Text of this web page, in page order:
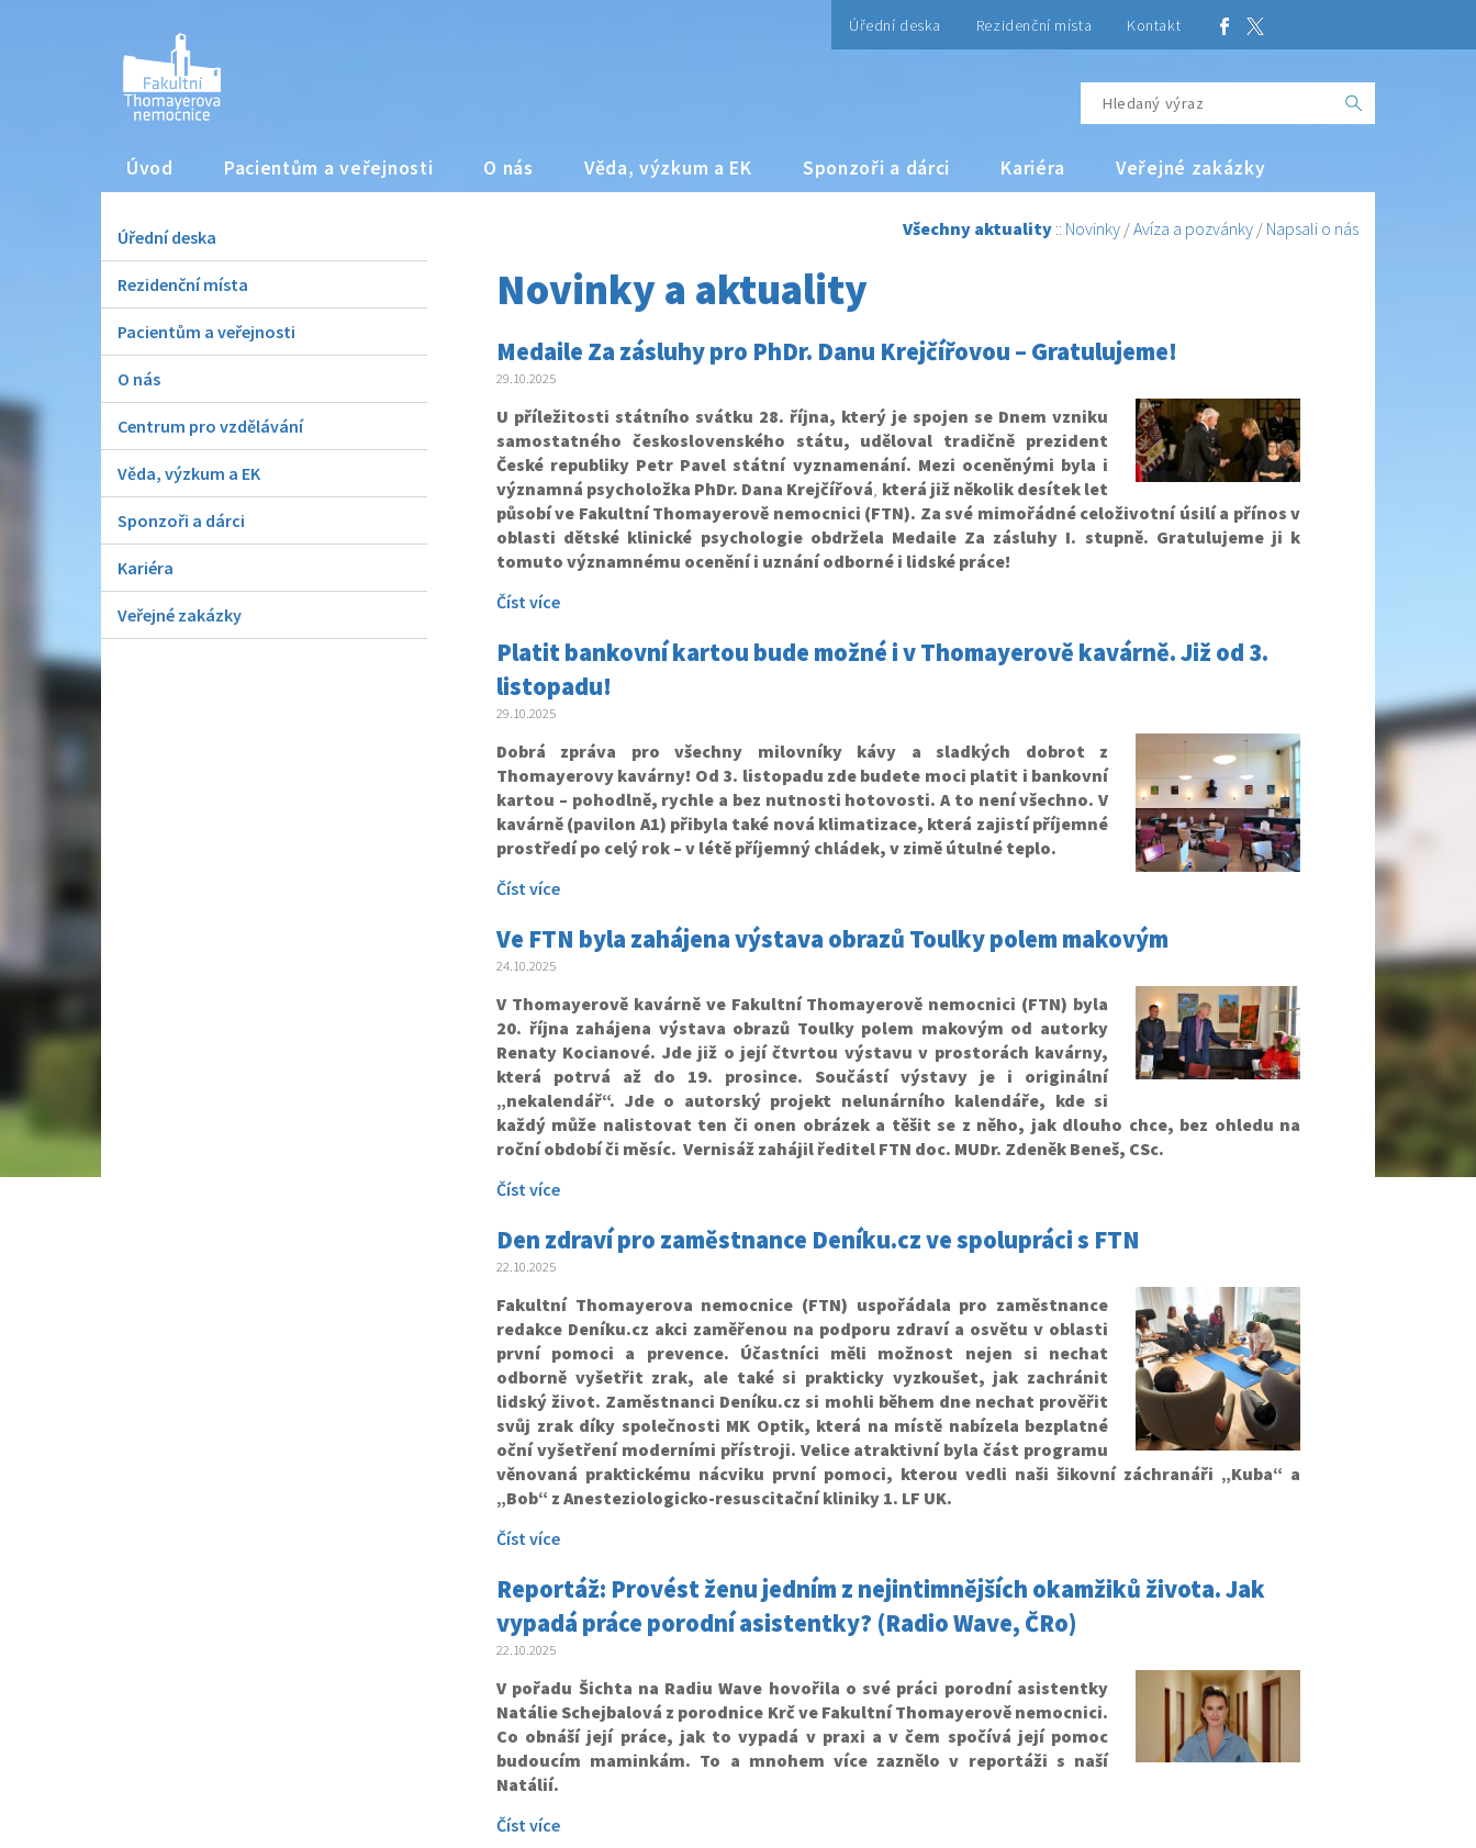
Úřední deska Rezidenční místa Kontakt
Úvod Pacientům a veřejnosti O nás Věda, výzkum a EK Sponzoři a dárci Kariéra Veřejné zakázky
Úřední deska
Rezidenční místa
Pacientům a veřejnosti
O nás
Centrum pro vzdělávání
Věda, výzkum a EK
Sponzoři a dárci
Kariéra
Veřejné zakázky
Všechny aktuality :: Novinky /Avíza a pozvánky / Napsali o nás
Novinky a aktuality
Medaile Za zásluhy pro PhDr. Danu Krejčířovou – Gratulujeme!
29.10.2025
U příležitosti státního svátku 28. října, který je spojen se Dnem vzniku
samostatného československého státu, uděloval tradičně prezident
České republiky Petr Pavel státní vyznamenání. Mezi oceněnými byla i
významná psycholožka PhDr. Dana Krejčířová, která již několik desítek let
působí ve Fakultní Thomayerově nemocnici (FTN). Za své mimořádné celoživotní úsilí a přínos v
oblasti dětské klinické psychologie obdržela Medaile Za zásluhy I. stupně. Gratulujeme ji k
tomuto významnému ocenění i uznání odborné i lidské práce!
Číst více
Platit bankovní kartou bude možné i v Thomayerově kavárně. Již od 3.
listopadu!
29.10.2025
Dobrá zpráva pro všechny milovníky kávy a sladkých dobrot z
Thomayerovy kavárny! Od 3. listopadu zde budete moci platit i bankovní
kartou – pohodlně, rychle a bez nutnosti hotovosti. A to není všechno. V
kavárně (pavilon A1) přibyla také nová klimatizace, která zajistí příjemné
prostředí po celý rok – v létě příjemný chládek, v zimě útulné teplo.
Číst více
Ve FTN byla zahájena výstava obrazů Toulky polem makovým
24.10.2025
V Thomayerově kavárně ve Fakultní Thomayerově nemocnici (FTN) byla
20. října zahájena výstava obrazů Toulky polem makovým od autorky
Renaty Kocianové. Jde již o její čtvrtou výstavu v prostorách kavárny,
která potrvá až do 19. prosince. Součástí výstavy je i originální
„nekalendář“. Jde o autorský projekt nelunárního kalendáře, kde si
každý může nalistovat ten či onen obrázek a těšit se z něho, jak dlouho chce, bez ohledu na
roční období či měsíc. Vernisáž zahájil ředitel FTN doc. MUDr. Zdeněk Beneš, CSc.
Číst více
Den zdraví pro zaměstnance Deníku.cz ve spolupráci s FTN
22.10.2025
Fakultní Thomayerova nemocnice (FTN) uspořádala pro zaměstnance
redakce Deníku.cz akci zaměřenou na podporu zdraví a osvětu v oblasti
první pomoci a prevence. Účastníci měli možnost nejen si nechat
odborně vyšetřit zrak, ale také si prakticky vyzkoušet, jak zachránit
lidský život. Zaměstnanci Deníku.cz si mohli během dne nechat prověřit
svůj zrak díky společnosti MK Optik, která na místě nabízela bezplatné
oční vyšetření moderními přístroji. Velice atraktivní byla část programu
věnovaná praktickému nácviku první pomoci, kterou vedli naši šikovní záchranáři „Kuba“ a
„Bob“ z Anesteziologicko-resuscitační kliniky 1. LF UK.
Číst více
Reportáž: Provést ženu jedním z nejintimnějších okamžiků života. Jak
vypadá práce porodní asistentky? (Radio Wave, ČRo)
22.10.2025
V pořadu Šichta na Radiu Wave hovořila o své práci porodní asistentky
Natálie Schejbalová z porodnice Krč ve Fakultní Thomayerově nemocnici.
Co obnáší její práce, jak to vypadá v praxi a v čem spočívá její pomoc
budoucím maminkám. To a mnohem více zaznělo v reportáži s naší
Natálií.
Číst více